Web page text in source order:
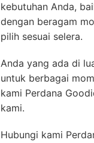
kebutuhan Anda,
dengan beragam
pilih sesuai selera.
Anda yang ada di
untuk berbagai
kami Perdana
kami.
Hubungi kami